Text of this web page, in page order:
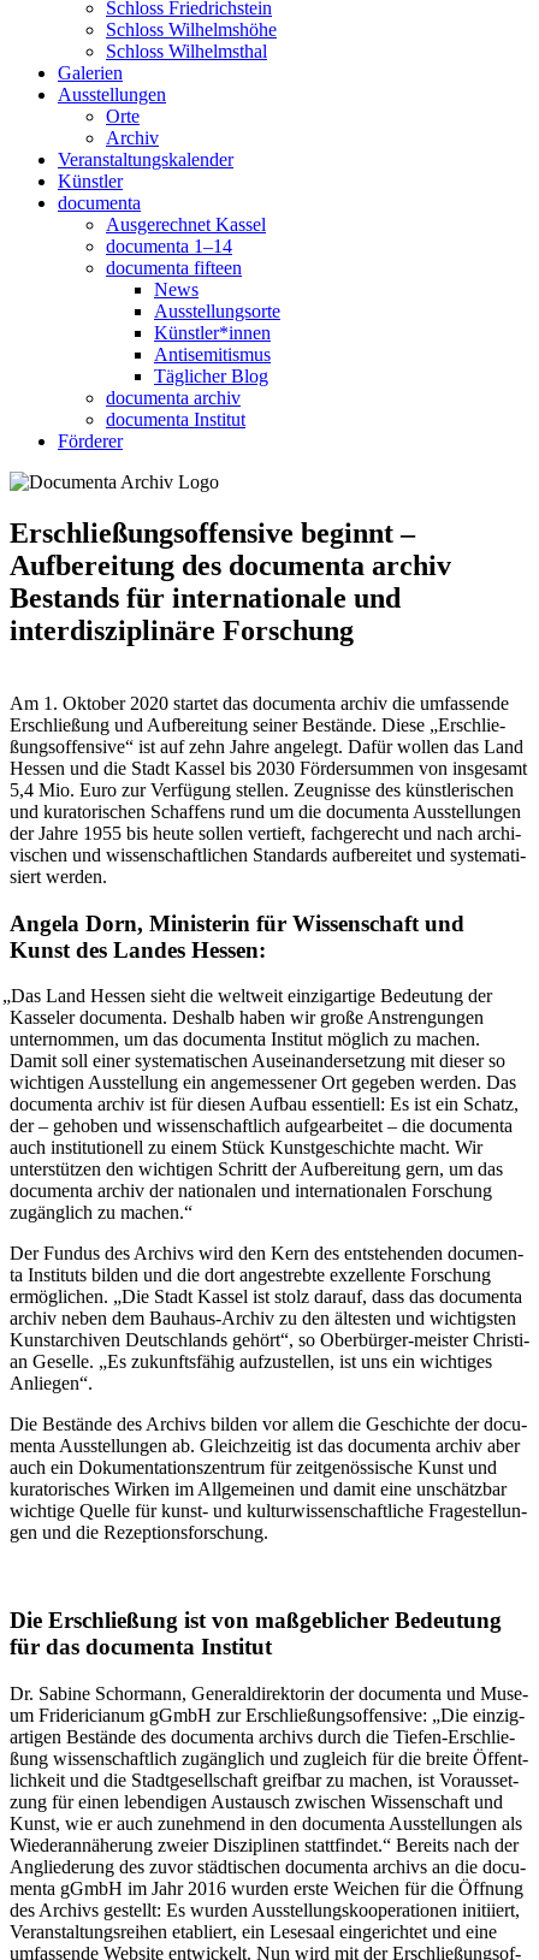
Schloss Friedrichstein
Schloss Wilhelmshöhe
Schloss Wilhelmsthal
Galerien
Ausstellungen
Orte
Archiv
Veranstaltungskalender
Künstler
documenta
Ausgerechnet Kassel
documenta 1–14
documenta fifteen
News
Ausstellungsorte
Künstler*innen
Antisemitismus
Täglicher Blog
documenta archiv
documenta Institut
Förderer
Erschließungsoffensive beginnt –
Aufbereitung des documenta archiv
Bestands für internationale und
interdisziplinäre Forschung
Am 1. Okto­ber 2020 star­tet das docu­men­ta archiv die umfas­sen­de
Erschlie­ßung und Auf­be­rei­tung sei­ner Bestän­de. Die­se „Erschlie­
ßungs­of­fen­si­ve“ ist auf zehn Jah­re ange­legt. Dafür wol­len das Land
Hes­sen und die Stadt Kas­sel bis 2030 För­der­sum­men von ins­ge­samt
5,4 Mio. Euro zur Ver­fü­gung stel­len. Zeug­nis­se des künst­le­ri­schen
und kura­to­ri­schen Schaf­fens rund um die docu­men­ta Aus­stel­lun­gen
der Jah­re 1955 bis heu­te sol­len ver­tieft, fach­ge­recht und nach archi­
vi­schen und wis­sen­schaft­li­chen Stan­dards auf­be­rei­tet und sys­te­ma­ti­
siert werden.
Angela Dorn, Ministerin für Wissenschaft und
Kunst des Landes Hessen:
„Das Land Hes­sen sieht die welt­weit ein­zig­ar­ti­ge Bedeu­tung der
Kas­se­ler docu­men­ta. Des­halb haben wir gro­ße Anstren­gun­gen
unter­nom­men, um das docu­men­ta Insti­tut mög­lich zu machen.
Damit soll einer sys­te­ma­ti­schen Aus­ein­an­der­set­zung mit die­ser so
wich­ti­gen Aus­stel­lung ein ange­mes­se­ner Ort gege­ben wer­den. Das
docu­men­ta archiv ist für die­sen Auf­bau essen­ti­ell: Es ist ein Schatz,
der – geho­ben und wis­sen­schaft­lich auf­ge­ar­bei­tet – die docu­men­ta
auch insti­tu­tio­nell zu einem Stück Kunst­ge­schich­te macht. Wir
unter­stüt­zen den wich­ti­gen Schritt der Auf­be­rei­tung gern, um das
docu­men­ta archiv der natio­na­len und inter­na­tio­na­len For­schung
zugäng­lich zu machen.“
Der Fun­dus des Archivs wird den Kern des ent­ste­hen­den docu­men­
ta Insti­tuts bil­den und die dort ange­streb­te exzel­len­te For­schung
ermög­li­chen. „Die Stadt Kas­sel ist stolz dar­auf, dass das docu­men­ta
archiv neben dem Bau­haus-Archiv zu den ältes­ten und wich­tigs­ten
Kunst­ar­chi­ven Deutsch­lands gehört“, so Ober­bür­ger-meis­ter Chris­ti­
an Gesel­le. „Es zukunfts­fä­hig auf­zu­stel­len, ist uns ein wich­ti­ges
Anliegen“.
Die Bestän­de des Archivs bil­den vor allem die Geschich­te der docu­
men­ta Aus­stel­lun­gen ab. Gleich­zei­tig ist das docu­men­ta archiv aber
auch ein Doku­men­ta­ti­ons­zen­trum für zeit­ge­nös­si­sche Kunst und
kura­to­ri­sches Wir­ken im All­ge­mei­nen und damit eine unschätz­bar
wich­ti­ge Quel­le für kunst- und kul­tur­wis­sen­schaft­li­che Fra­ge­stel­lun­
gen und die Rezeptionsforschung.
Die Erschließung ist von maßgeblicher Bedeutung
für das documenta Institut
Dr. Sabi­ne Schor­mann, Gene­ral­di­rek­to­rin der docu­men­ta und Muse­
um Fri­de­ri­cia­num gGmbH zur Erschlie­ßungs­of­fen­si­ve: „Die ein­zig­
ar­ti­gen Bestän­de des docu­men­ta archivs durch die Tie­fen-Erschlie­
ßung wis­sen­schaft­lich zugäng­lich und zugleich für die brei­te Öffent­
lich­keit und die Stadt­ge­sell­schaft greif­bar zu machen, ist Vor­aus­set­
zung für einen leben­di­gen Aus­tausch zwi­schen Wis­sen­schaft und
Kunst, wie er auch zuneh­mend in den docu­men­ta Aus­stel­lun­gen als
Wie­der­an­nä­he­rung zwei­er Dis­zi­pli­nen statt­fin­det.“ Bereits nach der
Anglie­de­rung des zuvor städ­ti­schen docu­men­ta archivs an die docu­
men­ta gGmbH im Jahr 2016 wur­den ers­te Wei­chen für die Öff­nung
des Archivs gestellt: Es wur­den Aus­stel­lungs­ko­ope­ra­tio­nen initi­iert,
Ver­an­stal­tungs­rei­hen eta­bliert, ein Lese­saal ein­ge­rich­tet und eine
umfas­sen­de Web­site ent­wi­ckelt. Nun wird mit der Erschlie­ßungs­of­